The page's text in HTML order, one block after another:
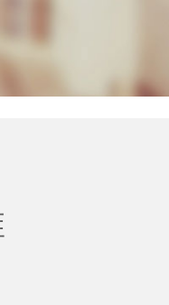
新視窗)
(另開新視窗)
分享(另開新視窗)